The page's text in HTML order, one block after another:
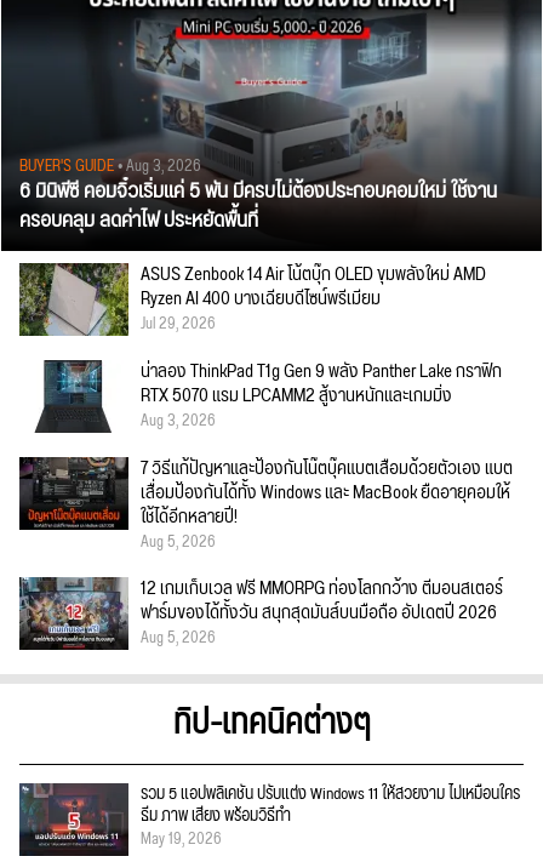
BUYER'S GUIDE• Aug 3, 2026
6 มินิพีซี คอมจิ๋วเริ่มแค่ 5 พัน มีครบไม่ต้องประกอบคอมใหม่ ใช้งาน
ครอบคลุม ลดค่าไฟ ประหยัดพื้นที่
ASUS Zenbook 14 Air โน้ตบุ๊ก OLED ขุมพลังใหม่ AMD
Ryzen AI 400 บางเฉียบดีไซน์พรีเมียม
Jul 29, 2026
น่าลอง ThinkPad T1g Gen 9 พลัง Panther Lake กราฟิก
RTX 5070 แรม LPCAMM2 สู้งานหนักและเกมมิ่ง
Aug 3, 2026
7 วิธีแก้ปัญหาและป้องกันโน๊ตบุ๊คแบตเสื่อมด้วยตัวเอง แบต
เสื่อมป้องกันได้ทั้ง Windows และ MacBook ยืดอายุคอมให้
ใช้ได้อีกหลายปี!
Aug 5, 2026
12 เกมเก็บเวล ฟรี MMORPG ท่องโลกกว้าง ตีมอนสเตอร์
ฟาร์มของได้ทั้งวัน สนุกสุดมันส์บนมือถือ อัปเดตปี 2026
Aug 5, 2026
ทิป-เทคนิคต่างๆ
รวม 5 แอปพลิเคชัน ปรับแต่ง Windows 11 ให้สวยงาม ไม่เหมือนใคร
ธีม ภาพ เสียง พร้อมวิธีทำ
May 19, 2026